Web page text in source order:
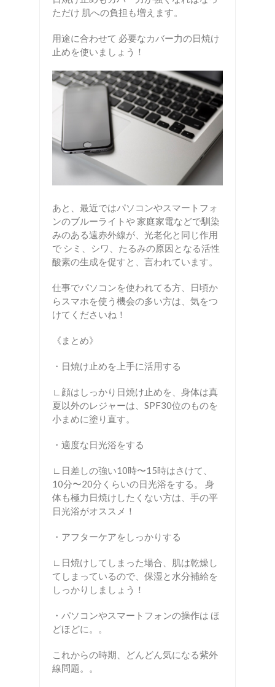
ただけ 肌への負担も増えます。
用途に合わせて 必要なカバー力の日焼け
止めを使いましょう！
あと、最近ではパソコンやスマートフォ
ンのブルーライトや 家庭家電などで馴染
みのある遠赤外線が、光老化と同じ作用
で シミ、シワ、たるみの原因となる活性
酸素の生成を促すと、言われています。
仕事でパソコンを使われてる方、日頃か
らスマホを使う機会の多い方は、気をつ
けてくださいね！
《まとめ》
・日焼け止めを上手に活用する
∟顔はしっかり日焼け止めを、身体は真
夏以外のレジャーは、SPF30位のものを
小まめに塗り直す。
・適度な日光浴をする
∟日差しの強い10時〜15時はさけて、
10分〜20分くらいの日光浴をする。 身
体も極力日焼けしたくない方は、手の平
日光浴がオススメ！
・アフターケアをしっかりする
∟日焼けしてしまった場合、肌は乾燥し
てしまっているので、保湿と水分補給を
しっかりしましょう！
・パソコンやスマートフォンの操作は ほ
どほどに。。
これからの時期、どんどん気になる紫外
線問題。。